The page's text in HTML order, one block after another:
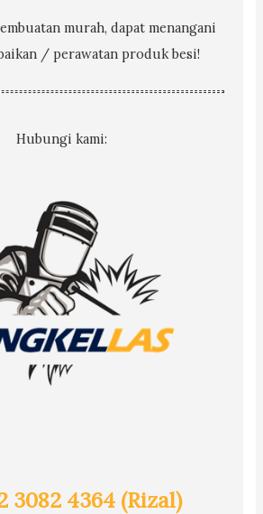
murah, dapat menangani
/ perawatan produk besi!
Hubungi kami:
3082 4364 (Rizal)